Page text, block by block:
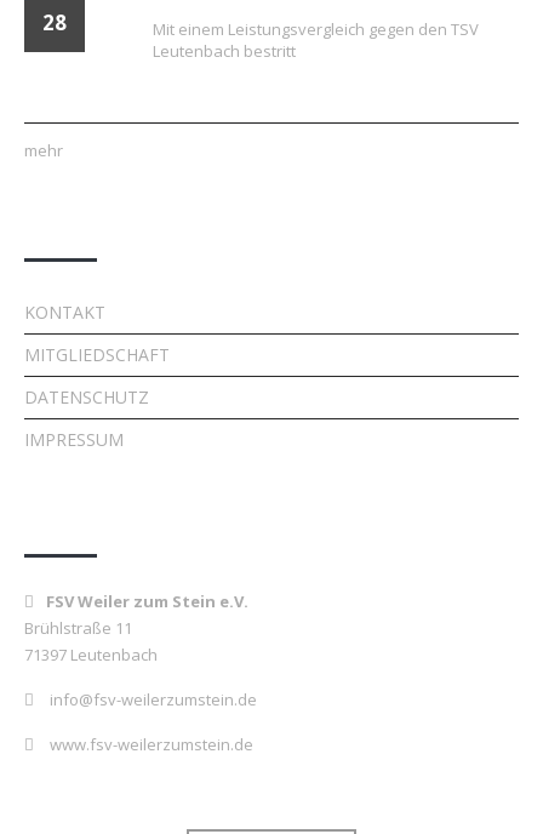
28
Mit einem Leistungsvergleich gegen den TSV
Leutenbach bestritt
mehr
KONTAKT
MITGLIEDSCHAFT
DATENSCHUTZ
IMPRESSUM
FSV Weiler zum Stein e.V.
Brühlstraße 11
71397 Leutenbach
info@fsv-weilerzumstein.de
www.fsv-weilerzumstein.de